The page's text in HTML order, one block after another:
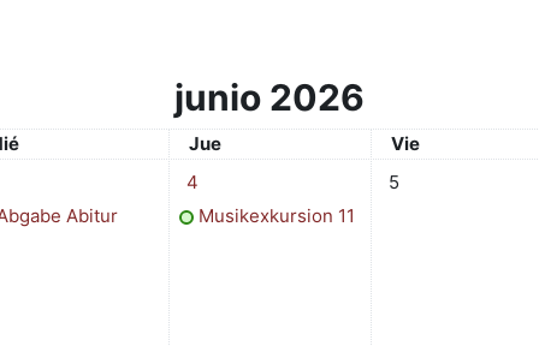
junio 2026
Jueves
Jue Viernes
Vie
miércoles, 3 junio
Abitur
1 evento, jueves, 4 junio
4
Musikexkursion 11
Sin eventos,
5